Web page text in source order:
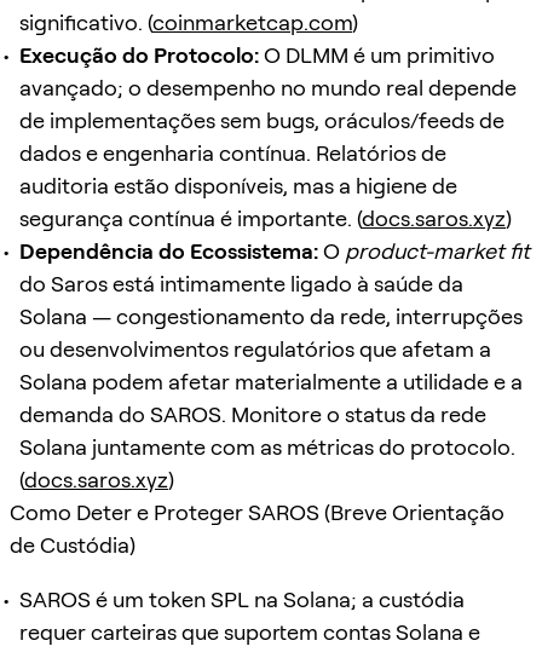
significativo. (coinmarketcap.com)
Execução do Protocolo:O DLMM é um primitivo
avançado; o desempenho no mundo real depende
de implementações sem bugs, oráculos/feeds de
dados e engenharia contínua. Relatórios de
auditoria estão disponíveis, mas a higiene de
segurança contínua é importante. (docs.saros.xyz)
Dependência do Ecossistema:O product-market fit
do Saros está intimamente ligado à saúde da
Solana — congestionamento da rede, interrupções
ou desenvolvimentos regulatórios que afetam a
Solana podem afetar materialmente a utilidade e a
demanda do SAROS. Monitore o status da rede
Solana juntamente com as métricas do protocolo.
(docs.saros.xyz)
Como Deter e Proteger SAROS (Breve Orientação
de Custódia)
SAROS é um token SPL na Solana; a custódia
requer carteiras que suportem contas Solana e